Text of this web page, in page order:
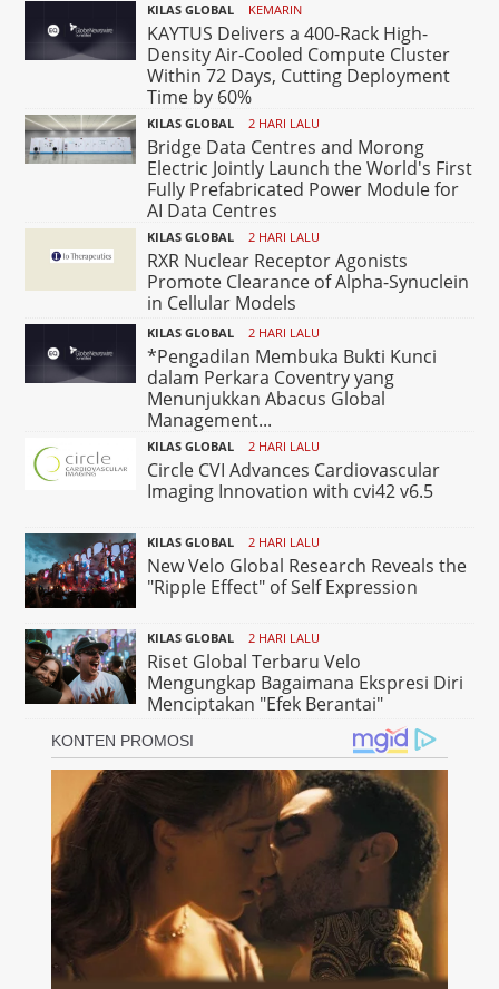
KILAS GLOBAL KEMARIN
KAYTUS Delivers a 400-Rack High-
Density Air-Cooled Compute Cluster
Within 72 Days, Cutting Deployment
Time by 60%
KILAS GLOBAL 2 HARI LALU
Bridge Data Centres and Morong
Electric Jointly Launch the World's First
Fully Prefabricated Power Module for
AI Data Centres
KILAS GLOBAL 2 HARI LALU
RXR Nuclear Receptor Agonists
Promote Clearance of Alpha-Synuclein
in Cellular Models
KILAS GLOBAL 2 HARI LALU
*Pengadilan Membuka Bukti Kunci
dalam Perkara Coventry yang
Menunjukkan Abacus Global
Management...
KILAS GLOBAL 2 HARI LALU
Circle CVI Advances Cardiovascular
Imaging Innovation with cvi42 v6.5
KILAS GLOBAL 2 HARI LALU
New Velo Global Research Reveals the
"Ripple Effect" of Self Expression
KILAS GLOBAL 2 HARI LALU
Riset Global Terbaru Velo
Mengungkap Bagaimana Ekspresi Diri
Menciptakan "Efek Berantai"